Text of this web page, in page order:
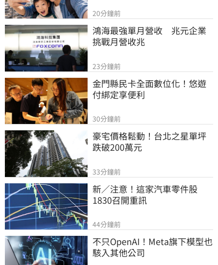
20分鐘前
鴻海最強單月營收　兆元企業
挑戰月營收兆
23分鐘前
金門縣民卡全面數位化！悠遊
付綁定享便利
30分鐘前
豪宅價格鬆動！台北之星單坪
跌破200萬元
33分鐘前
新／注意！這家汽車零件股
1830召開重訊
44分鐘前
不只OpenAI！Meta旗下模型也
駭入其他公司